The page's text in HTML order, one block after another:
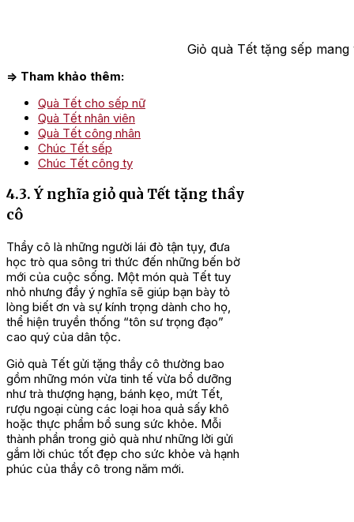
Giỏ quà Tết tặng sếp
=> Tham khảo thêm:
Quà Tết cho sếp nữ
Quà Tết nhân viên
Quà Tết công nhân
Chúc Tết sếp
Chúc Tết công ty
4.3. Ý nghĩa giỏ quà Tết tặng thầy
cô
Thầy cô là những người lái đò tận tụy, đưa
học trò qua sông tri thức đến những bến bờ
mới của cuộc sống. Một món quà Tết tuy
nhỏ nhưng đầy ý nghĩa sẽ giúp bạn bày tỏ
lòng biết ơn và sự kính trọng dành cho họ,
thể hiện truyền thống “tôn sư trọng đạo”
cao quý của dân tộc.
Giỏ quà Tết gửi tặng thầy cô thường bao
gồm những món vừa tinh tế vừa bổ dưỡng
như trà thượng hạng, bánh kẹo, mứt Tết,
rượu ngoại cùng các loại hoa quả sấy khô
hoặc thực phẩm bổ sung sức khỏe. Mỗi
thành phần trong giỏ quà như những lời gửi
gắm lời chúc tốt đẹp cho sức khỏe và hạnh
phúc của thầy cô trong năm mới.